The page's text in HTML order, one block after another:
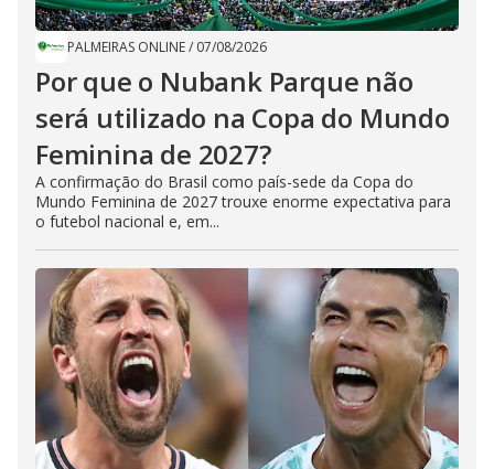
PALMEIRAS ONLINE/ 07/08/2026
Por que o Nubank Parque não
será utilizado na Copa do Mundo
Feminina de 2027?
A confirmação do Brasil como país-sede da Copa do
Mundo Feminina de 2027 trouxe enorme expectativa para
o futebol nacional e, em...